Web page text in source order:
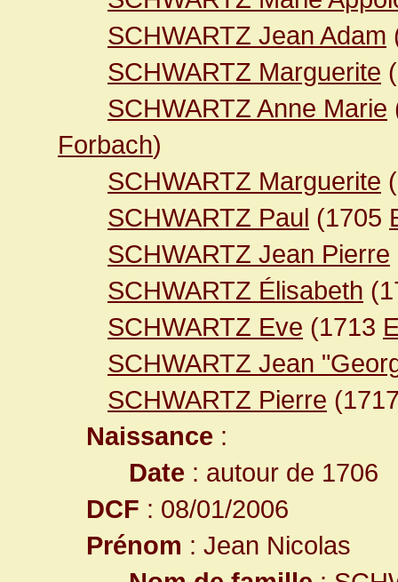
SCHWARTZ Jean Adam
SCHWARTZ Marguerite
SCHWARTZ Anne Marie
Forbach)
SCHWARTZ Marguerite
SCHWARTZ Paul (1705
SCHWARTZ Jean Pierre
SCHWARTZ Élisabeth
SCHWARTZ Eve (1713
SCHWARTZ Jean
SCHWARTZ Pierre
Naissance :
Date : autour de 1706
DCF : 08/01/2006
Prénom : Jean Nicolas